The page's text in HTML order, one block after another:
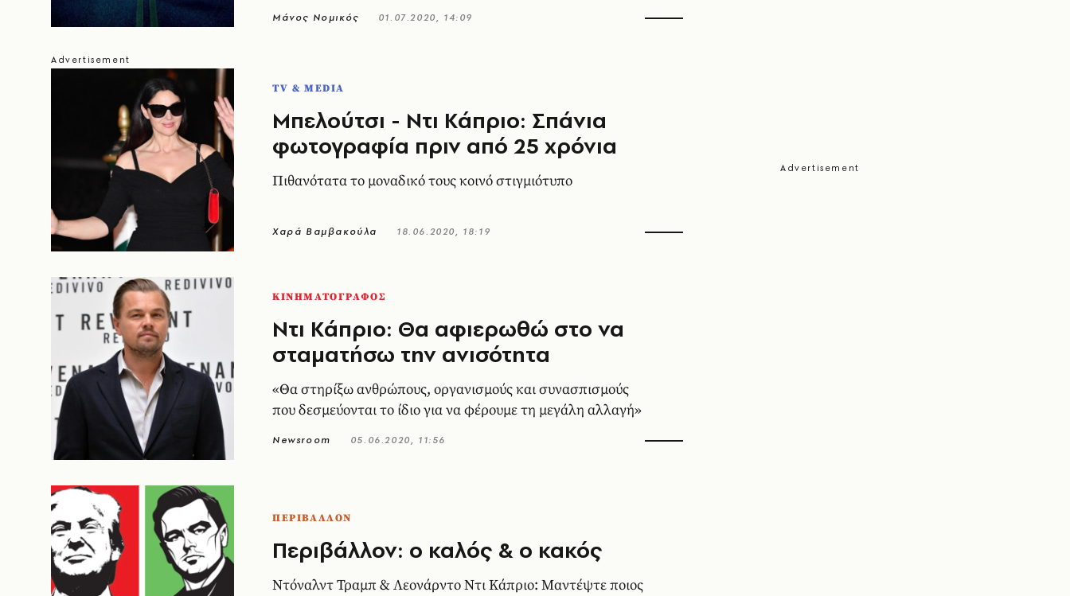
Μάνος Νομικός 01.07.2020, 14:09
TV & MEDIA
Μπελούτσι - Ντι Κάπριο: Σπάνια
φωτογραφία πριν από 25 χρόνια
Πιθανότατα το μοναδικό τους κοινό στιγμιότυπο
Χαρά Βαμβακούλα 18.06.2020, 18:19
ΚΙΝΗΜΑΤΟΓΡΑΦΟΣ
Ντι Κάπριο: Θα αφιερωθώ στο να
σταματήσω την ανισότητα
«Θα στηρίξω ανθρώπους, οργανισμούς και συνασπισμούς
που δεσμεύονται το ίδιο για να φέρουμε τη μεγάλη αλλαγή»
Newsroom 05.06.2020, 11:56
ΠΕΡΙΒΑΛΛΟΝ
Περιβάλλον: ο καλός & ο κακός
Ντόναλντ Τραμπ & Λεονάρντο Ντι Κάπριο: Μαντέψτε ποιος